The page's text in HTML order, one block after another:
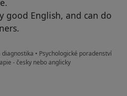
good English, and can do
diagnostika • Psychologické poradenství
- česky nebo anglicky